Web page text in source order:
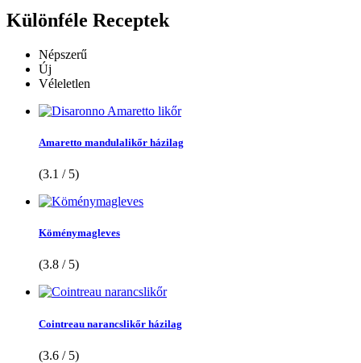
Különféle Receptek
Népszerű
Új
Véleletlen
Amaretto mandulalikőr házilag
(3.1 / 5)
Köménymagleves
(3.8 / 5)
Cointreau narancslikőr házilag
(3.6 / 5)